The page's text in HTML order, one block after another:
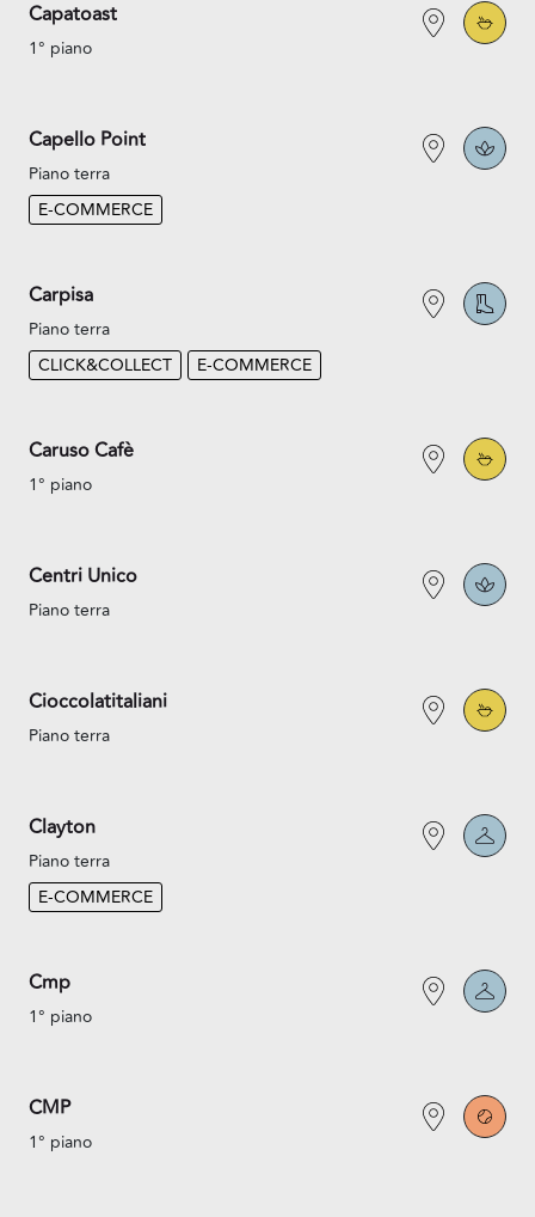
Capatoast
1° piano
Capello Point
Piano terra
E-COMMERCE
Carpisa
Piano terra
CLICK&COLLECT
E-COMMERCE
Caruso Cafè
1° piano
Centri Unico
Piano terra
Cioccolatitaliani
Piano terra
Clayton
Piano terra
E-COMMERCE
Cmp
1° piano
CMP
1° piano